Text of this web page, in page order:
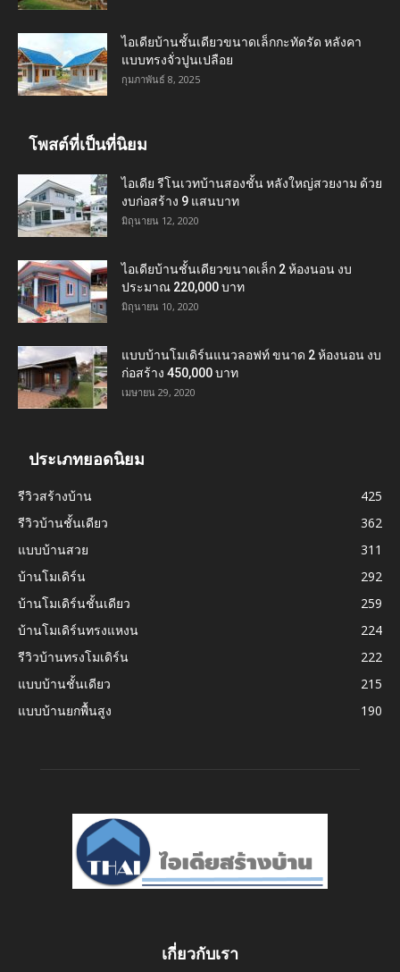
ไอเดียบ้านชั้นเดียวขนาดเล็กกะทัดรัด หลังคา
แบบทรงจั่วปูนเปลือย
กุมภาพันธ์ 8, 2025
โพสต์ที่เป็นที่นิยม
ไอเดีย รีโนเวทบ้านสองชั้น หลังใหญ่สวยงาม ด้วย
งบก่อสร้าง 9 แสนบาท
มิถุนายน 12, 2020
ไอเดียบ้านชั้นเดียวขนาดเล็ก 2 ห้องนอน งบ
ประมาณ 220,000 บาท
มิถุนายน 10, 2020
แบบบ้านโมเดิร์นแนวลอฟท์ ขนาด 2 ห้องนอน งบ
ก่อสร้าง 450,000 บาท
เมษายน 29, 2020
ประเภทยอดนิยม
รีวิวสร้างบ้าน
425
รีวิวบ้านชั้นเดียว
362
แบบบ้านสวย
311
บ้านโมเดิร์น
292
บ้านโมเดิร์นชั้นเดียว
259
บ้านโมเดิร์นทรงแหงน
224
รีวิวบ้านทรงโมเดิร์น
222
แบบบ้านชั้นเดียว
215
แบบบ้านยกพื้นสูง
190
เกี่ยวกับเรา